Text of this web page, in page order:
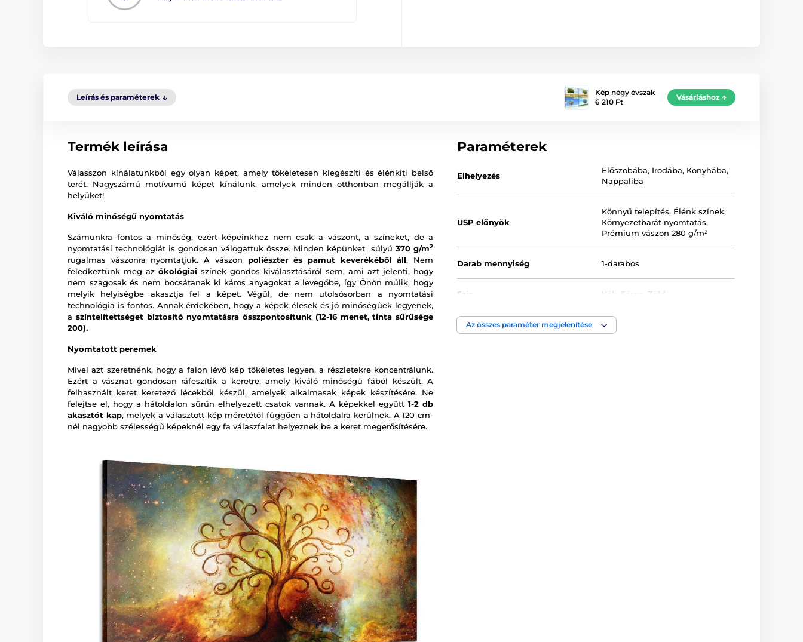
Leírás és paraméterek
Kép négy évszak
6 210 Ft
Vásárláshoz
Termék leírása
Válasszon kínálatunkból egy olyan képet, amely tökéletesen kiegészíti és élénkíti belső
terét. Nagyszámú motívumú képet kínálunk, amelyek minden otthonban megállják a
helyüket!
Kiváló minőségű nyomtatás
Számunkra fontos a minőség, ezért képeinkhez nem csak a vászont, a színeket, de a
nyomtatási technológiát is gondosan válogattuk össze. Minden képünket súlyú370 g/m2
rugalmas vászonra nyomtatjuk. A vászon poliészter és pamut keverékéből áll. Nem
feledkeztünk meg azökológiai színek gondos kiválasztásáról sem, ami azt jelenti, hogy
nem szagosak és nem bocsátanak ki káros anyagokat a levegőbe, így Önön múlik, hogy
melyik helyiségbe akasztja fel a képet. Végül, de nem utolsósorban a nyomtatási
technológia is fontos. Annak érdekében, hogy a képek élesek és jó minőségűek legyenek,
a színtelítettséget biztosító nyomtatásra összpontosítunk (12-16 menet, tinta sűrűsége
200).
Nyomtatott peremek
Mivel azt szeretnénk, hogy a falon lévő kép tökéletes legyen, a részletekre koncentrálunk.
Ezért a vásznat gondosan ráfeszítik a keretre, amely kiváló minőségű fából készült. A
felhasznált keret keretező lécekből készül, amelyek alkalmasak képek készítésére. Ne
felejtse el, hogy a hátoldalon sűrűn elhelyezett csatok vannak. A képekkel együtt1-2 db
akasztót kap, melyek a választott kép méretétől függően a hátoldalra kerülnek. A 120 cm-
nél nagyobb szélességű képeknél egy fa válaszfalat helyeznek be a keret megerősítésére.
Paraméterek
Elhelyezés
Előszobába, Irodába, Konyhába,
Nappaliba
USP előnyök
Könnyű telepítés, Élénk színek,
Környezetbarát nyomtatás,
Prémium vászon 280 g/m²
Darab mennyiség 1-darabos
Szín Kék Sárga Zöld
Kép technológia
Keretezett
Fekvő tájolás
Az összes paraméter megjelenítése